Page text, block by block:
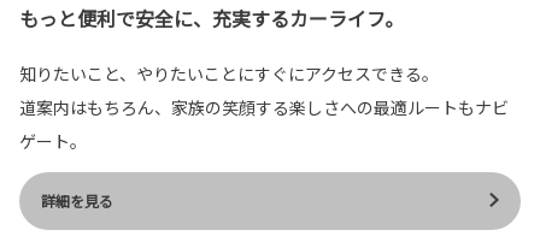
もっと便利で安全に、充実するカーライフ。
知りたいこと、やりたいことにすぐにアクセスできる。
道案内はもちろん、家族の笑顔する楽しさへの最適ルートもナビ
ゲート。
詳細を見る